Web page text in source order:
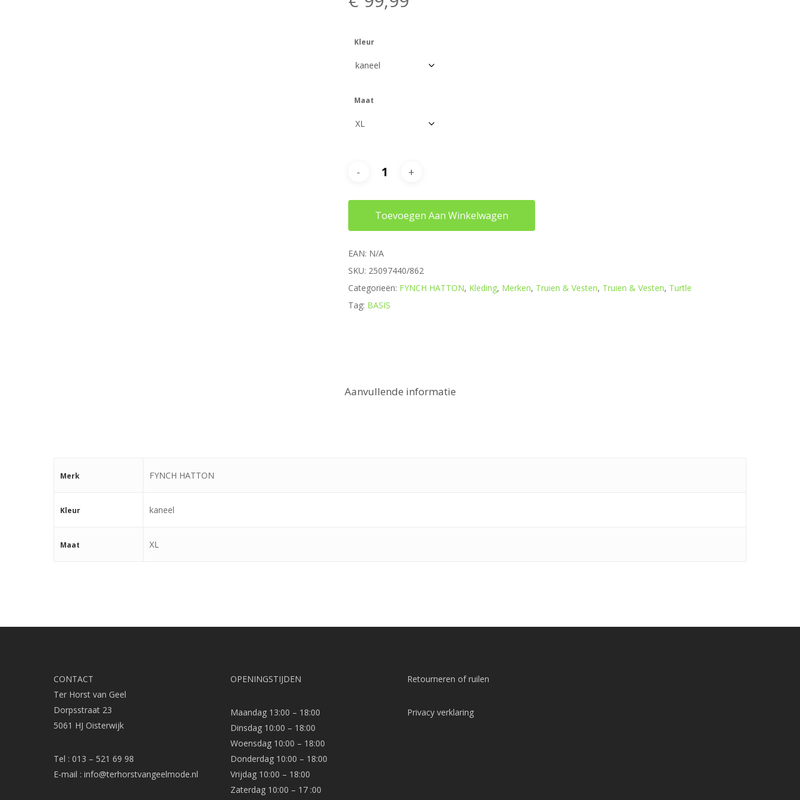
Kleur
Maat
Toevoegen Aan Winkelwagen
EAN: N/A
SKU: 25097440/862
Categorieën: FYNCH HATTON, Kleding, Merken, Truien & Vesten, Truien & Vesten, Turtle
Tag: BASIS
Aanvullende informatie
Merk FYNCH HATTON
Kleur kaneel
Maat XL
CONTACT
Ter Horst van Geel
Dorpsstraat 23
5061 HJ Oisterwijk
Tel : 013 – 521 69 98
E-mail : info@terhorstvangeelmode.nl
OPENINGSTIJDEN
Maandag 13:00 – 18:00
Dinsdag 10:00 – 18:00
Woensdag 10:00 – 18:00
Donderdag 10:00 – 18:00
Vrijdag 10:00 – 18:00
Zaterdag 10:00 – 17 :00
Retourneren of ruilen
Privacy verklaring